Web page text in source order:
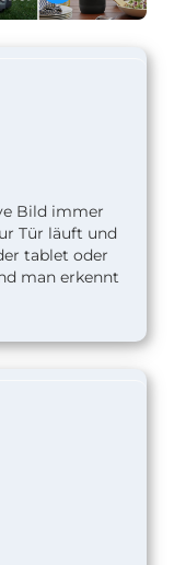
Bild immer
Tür läuft und
tablet oder
man erkennt